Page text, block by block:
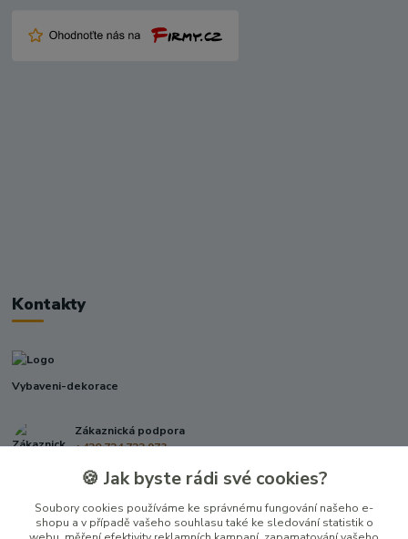
Kontakty
Vybaveni-dekorace
Zákaznická podpora
+420 724 722 973
info@vybaveni-dekorace.cz
🍪 Jak byste rádi své cookies?
Soubory cookies používáme ke správnému fungování našeho e-
shopu a v případě vašeho souhlasu také ke sledování statistik o